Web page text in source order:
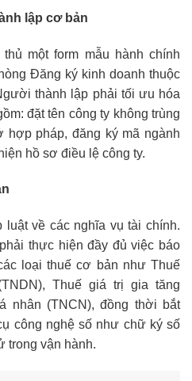
lập cơ bản
một form mẫu hành chính
Đăng ký kinh doanh thuộc
thành lập phải tối ưu hóa
đặt tên công ty không trùng
hợp pháp, đăng ký mã ngành
hồ sơ điều lệ công ty.
về các nghĩa vụ tài chính.
thực hiện đầy đủ việc báo
loại thuế cơ bản như Thuế
Thuế giá trị gia tăng
nhân (TNCN), đồng thời bắt
công nghệ số như chữ ký số
trong vận hành.